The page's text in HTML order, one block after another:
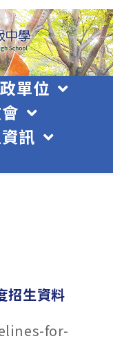
單位
訊
招生資料
for-